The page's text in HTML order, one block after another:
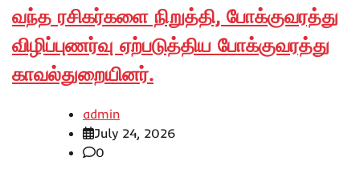
வந்த ரசிகர்களை நிறுத்தி, போக்குவரத்து
விழிப்புணர்வு ஏற்படுத்திய போக்குவரத்து
காவல்துறையினர்.
admin
July 24, 2026
0